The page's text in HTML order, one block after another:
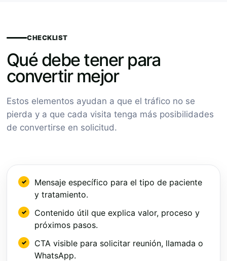
CHECKLIST
Qué debe tener para
convertir mejor
Estos elementos ayudan a que el tráfico no se
pierda y a que cada visita tenga más posibilidades
de convertirse en solicitud.
Mensaje específico para el tipo de paciente
y tratamiento.
Contenido útil que explica valor, proceso y
próximos pasos.
CTA visible para solicitar reunión, llamada o
WhatsApp.